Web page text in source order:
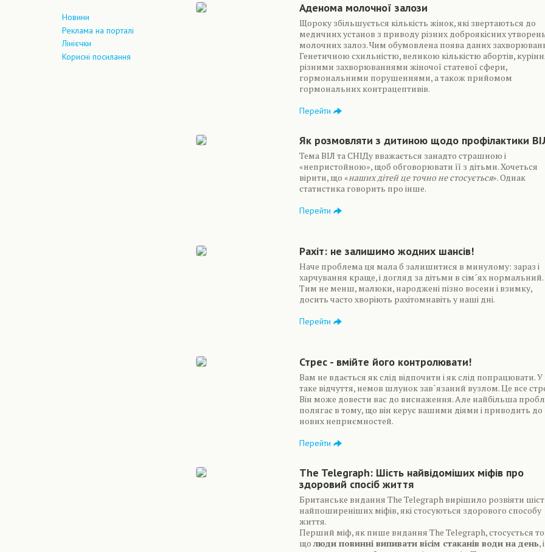
Новини
Реклама на порталі
Лінієчки
Корисні посилання
Аденома молочної залози
Щороку збільшується кількість жінок, які звертаються до
медичних установ з приводу різних доброякісних
молочних залоз. Чим обумовлена поява даних
Генетичною схильністю, великою кількістю абортів,
різними захворюваннями жіночої статевої сфери,
гормональними порушеннями, а також прийомом
гормональних контрацептивів.
Перейти
Як розмовляти з дитиною щодо профілактики
Тема ВІЛ та СНІДу вважається занадто страшною і
«непристойною», щоб обговорювати її з дітьми. Хочеться
вірити, що «наших дітей це точно не стосується». Однак
статистика говорить про інше.
Перейти
Рахіт: не залишимо жодних шансів!
Наче проблема ця мала б залишитися в минулому: зараз і
харчування краще, і догляд за дітьми в сім´ях нормальний.
Тим не менш, малюки, народжені пізно восени і взимку,
досить часто хворіють рахітомнавіть у наші дні.
Перейти
Стрес - вмійте його контролювати!
Вам не вдається як слід відпочити і як слід попрацювати. У
таке відчуття, немов шлунок зав`язаний вузлом. Це все
Він може довести вас до виснаження. Але найбільша
полягає в тому, що він керує вашими діями і приводить до
нових неприємностей.
Перейти
The Telegraph: Шість найвідоміших міфів про
здоровий спосіб життя
Британське видання The Telegraph вирішило розвіяти
найпоширеніших міфів, які стосуються здорового способу
життя.
Перший міф, як пише видання The Telegraph, стосується
щолюди повинні випивати вісім стаканів води на день, і